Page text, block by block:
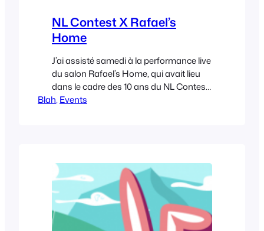
NL Contest X Rafael’s
Home
J’ai assisté samedi à la performance live
du salon Rafael’s Home, qui avait lieu
dans le cadre des 10 ans du NL Contest
– Festival International des Cultures
Blah, Events